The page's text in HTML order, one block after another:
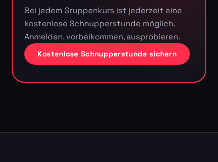
Bei jedem Gruppenkurs ist jederzeit eine
kostenlose Schnupperstunde möglich.
Anmelden, vorbeikommen, ausprobieren.
Kostenlose Schnupperstunde sichern